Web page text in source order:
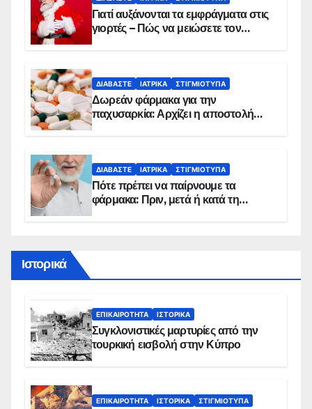
Γιατί αυξάνονται τα εμφράγματα στις
γιορτές – Πώς να μειώσετε τον
ΔΙΑΒΆΣΤΕ ΙΑΤΡΙΚΆ ΣΤΙΓΜΙΌΤΥΠΑ
Δωρεάν φάρμακα για την
παχυσαρκία: Αρχίζει η αποστολή
ΔΙΑΒΆΣΤΕ ΙΑΤΡΙΚΆ ΣΤΙΓΜΙΌΤΥΠΑ
Πότε πρέπει να παίρνουμε τα
φάρμακα: Πριν, μετά ή κατά τη
Ιστορικά
ΕΠΙΚΑΙΡΌΤΗΤΑ ΙΣΤΟΡΙΚΆ
Συγκλονιστικές μαρτυρίες από την
τουρκική εισβολή στην Κύπρο
ΕΠΙΚΑΙΡΌΤΗΤΑ ΙΣΤΟΡΙΚΆ ΣΤΙΓΜΙΌΤΥΠΑ